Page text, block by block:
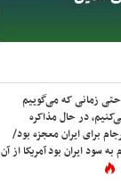
حتی زمانی که می‌گوییم
در حال مذاکره
برای ایران معجزه بود/
سود ایران بود آمریکا از آن